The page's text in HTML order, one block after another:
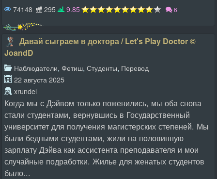
74148 295 9.85 6
Давай сыграем в доктора / Let's Play Doctor ©
JoandD
Наблюдатели, Фетиш, Студенты, Перевод
22 августа 2025
xrundel
Когда мы с Дэйвом только поженились, мы оба снова
стали студентами, вернувшись в Государственный
университет для получения магистерских степеней. Мы
были бедными студентами, жили на половинную
зарплату Дэйва как ассистента преподавателя и мои
случайные подработки. Жилье для женатых студентов
было...